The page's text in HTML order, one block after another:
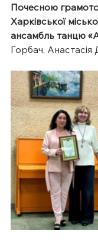
Почесною
Харківської
ансамбль танцю
Горбач, Анастасія